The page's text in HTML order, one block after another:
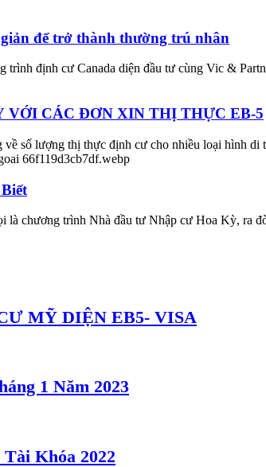
để trở thành thường trú nhân
định cư Canada diện đầu tư cùng Vic &
VỚI CÁC ĐƠN XIN THỊ THỰC EB-5
số lượng thị thực định cư cho nhiều loại hình di
chương trình Nhà đầu tư Nhập cư Hoa Kỳ, ra
MỸ DIỆN EB5- VISA
1 Năm 2023
Khóa 2022